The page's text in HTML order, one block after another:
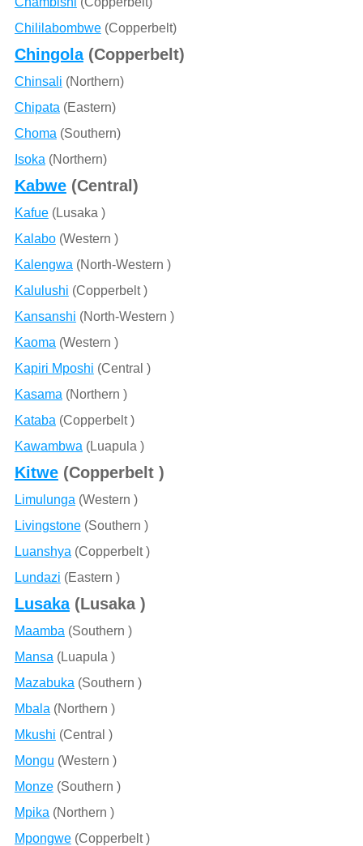
Chililabombwe(Copperbelt)
Chingola(Copperbelt)
Chinsali (Northern)
Chipata (Eastern)
Choma (Southern)
Isoka (Northern)
Kabwe(Central)
Kafue(Lusaka )
Kalabo(Western )
Kalengwa (North-Western )
Kalulushi (Copperbelt )
Kansanshi (North-Western )
Kaoma (Western )
Kapiri Mposhi (Central )
Kasama (Northern )
Kataba (Copperbelt )
Kawambwa (Luapula )
Kitwe(Copperbelt )
Limulunga (Western )
Livingstone(Southern )
Luanshya (Copperbelt )
Lundazi (Eastern )
Lusaka(Lusaka )
Maamba (Southern )
Mansa (Luapula )
Mazabuka (Southern )
Mbala (Northern )
Mkushi (Central )
Mongu (Western )
Monze(Southern )
Mpika (Northern )
Mpongwe(Copperbelt )